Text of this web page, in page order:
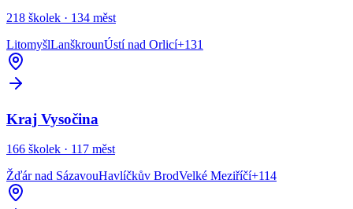
218 školek · 134 měst
LitomyšlLanškrounÚstí nad Orlicí+131
Kraj Vysočina
166 školek · 117 měst
Žďár nad SázavouHavlíčkův BrodVelké Meziříčí+114